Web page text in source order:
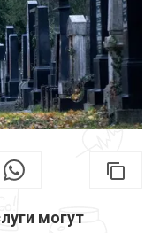
могут